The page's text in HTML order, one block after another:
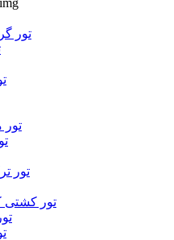
تور
تور
تور
تور کشتی